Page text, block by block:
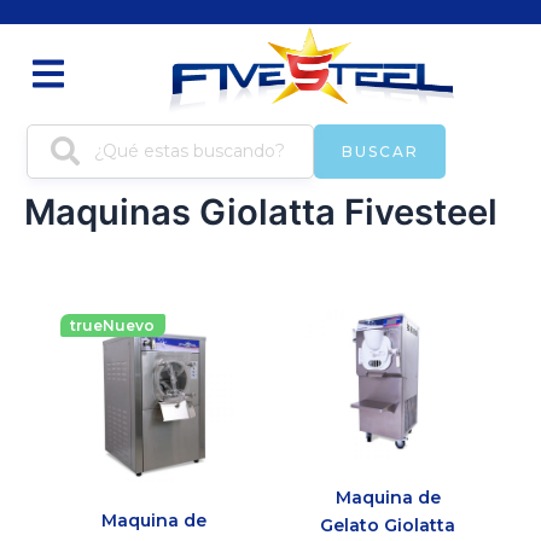
contenido
BUSCAR
Maquinas Giolatta Fivesteel
trueNuevo
Maquina de
Maquina de
Gelato Giolatta